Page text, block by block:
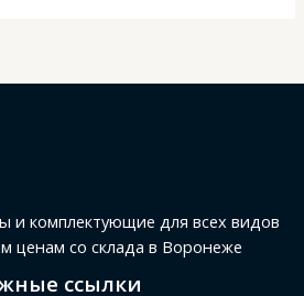
и комплектующие для всех видов
ценам со склада в Воронеже
ссылки